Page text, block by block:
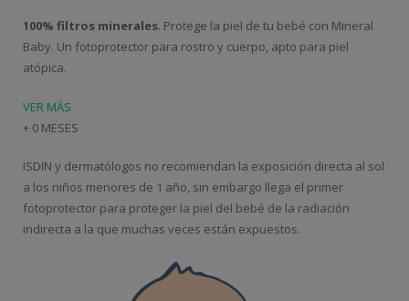
100% filtros minerales. Protege la piel de tu bebé con Mineral
Baby. Un fotoprotector para rostro y cuerpo, apto para piel
atópica.
VER MÁS
+ 0 MESES
ISDIN y dermatólogos no recomiendan la exposición directa al sol
a los niños menores de 1 año, sin embargo llega el primer
fotoprotector para proteger la piel del bebé de la radiación
indirecta a la que muchas veces están expuestos.